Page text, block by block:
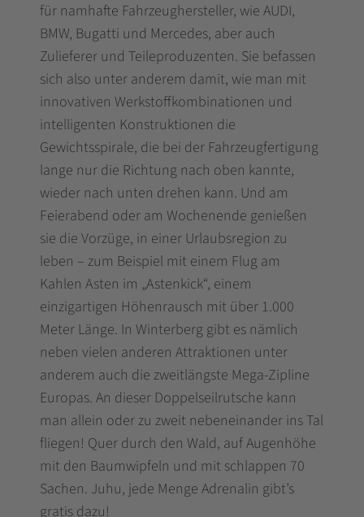
für namhafte Fahrzeughersteller, wie AUDI,
BMW, Bugatti und Mercedes, aber auch
Zulieferer und Teileproduzenten. Sie befassen
sich also unter anderem damit, wie man mit
innovativen Werkstoffkombinationen und
intelligenten Konstruktionen die
Gewichtsspirale, die bei der Fahrzeugfertigung
lange nur die Richtung nach oben kannte,
wieder nach unten drehen kann. Und am
Feierabend oder am Wochenende genießen
sie die Vorzüge, in einer Urlaubsregion zu
leben – zum Beispiel mit einem Flug am
Kahlen Asten im „Astenkick“, einem
einzigartigen Höhenrausch mit über 1.000
Meter Länge. In Winterberg gibt es nämlich
neben vielen anderen Attraktionen unter
anderem auch die zweitlängste Mega-Zipline
Europas. An dieser Doppelseilrutsche kann
man allein oder zu zweit nebeneinander ins Tal
fliegen! Quer durch den Wald, auf Augenhöhe
mit den Baumwipfeln und mit schlappen 70
Sachen. Juhu, jede Menge Adrenalin gibt’s
gratis dazu!